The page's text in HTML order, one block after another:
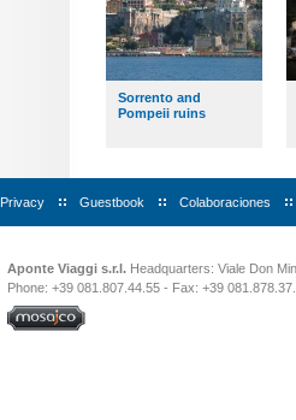
Sorrento and
Pompeii ruins
Privacy Guestbook Colaboraciones
Aponte Viaggi s.r.l. Headquarters: Viale Don
Phone: +39 081.807.44.55 - Fax: +39